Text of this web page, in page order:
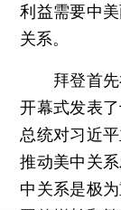
利益需要中
关系。
拜登首先
开幕式发表
总统对习近
推动美中关
中关系是极